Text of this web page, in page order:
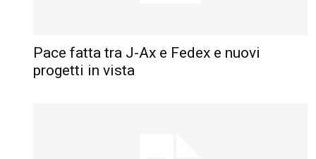
Pace fatta tra J-Ax e Fedex e nuovi
progetti in vista